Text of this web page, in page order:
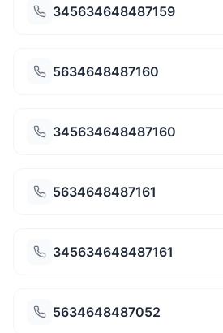
345634648487159
5634648487160
345634648487160
5634648487161
345634648487161
5634648487052